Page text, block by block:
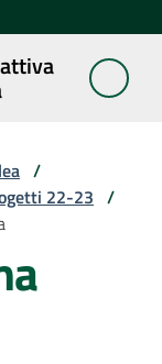
/
22-23 /